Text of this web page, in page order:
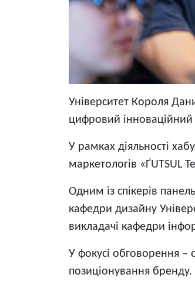
Університет Короля
цифровий інноваційний
У рамках діяльності
маркетологів «ҐUTSUL
Одним із спікерів
кафедри дизайну
викладачі кафедри
У фокусі обговорення –
позиціонування бренду.